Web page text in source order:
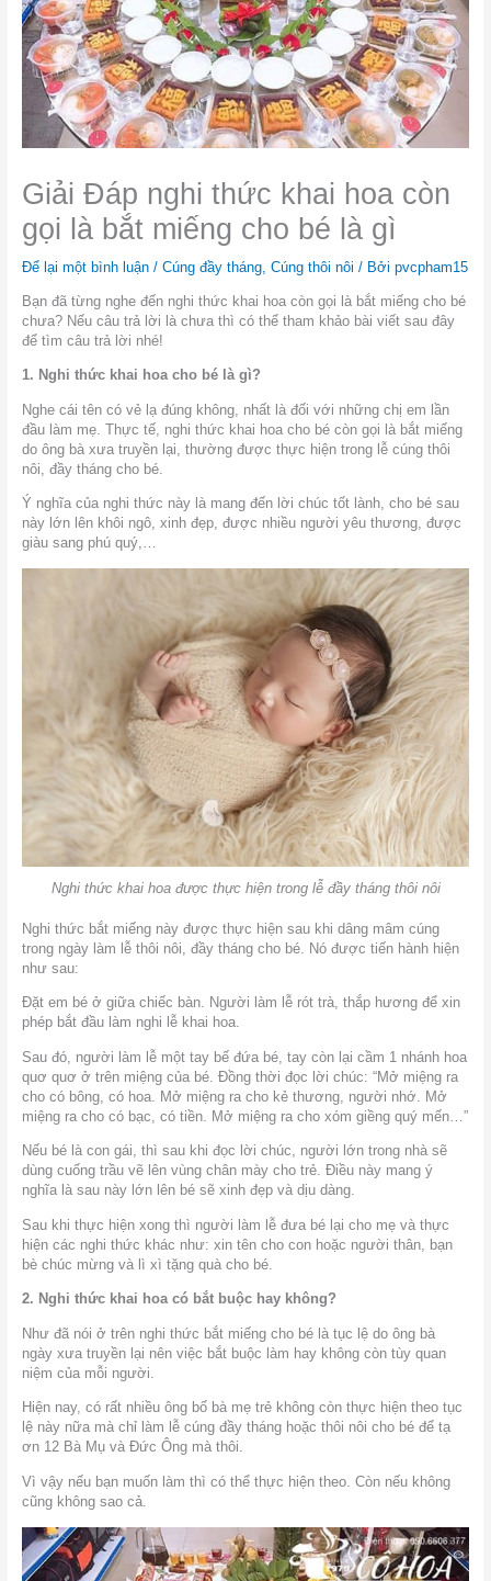
Giải Đáp nghi thức khai hoa còn
gọi là bắt miếng cho bé là gì
Để lại một bình luận / Cúng đầy tháng, Cúng thôi nôi / Bởi pvcpham15
Bạn đã từng nghe đến nghi thức khai hoa còn gọi là bắt miếng cho bé
chưa? Nếu câu trả lời là chưa thì có thể tham khảo bài viết sau đây
để tìm câu trả lời nhé!
1. Nghi thức khai hoa cho bé là gì?
Nghe cái tên có vẻ lạ đúng không, nhất là đối với những chị em lần
đầu làm mẹ. Thực tế, nghi thức khai hoa cho bé còn gọi là bắt miếng
do ông bà xưa truyền lại, thường được thực hiện trong lễ cúng thôi
nôi, đầy tháng cho bé.
Ý nghĩa của nghi thức này là mang đến lời chúc tốt lành, cho bé sau
này lớn lên khôi ngô, xinh đẹp, được nhiều người yêu thương, được
giàu sang phú quý,…
Nghi thức khai hoa được thực hiện trong lễ đầy tháng thôi nôi
Nghi thức bắt miếng này được thực hiện sau khi dâng mâm cúng
trong ngày làm lễ thôi nôi, đầy tháng cho bé. Nó được tiến hành hiện
như sau:
Đặt em bé ở giữa chiếc bàn. Người làm lễ rót trà, thắp hương để xin
phép bắt đầu làm nghi lễ khai hoa.
Sau đó, người làm lễ một tay bế đứa bé, tay còn lại cầm 1 nhánh hoa
quơ quơ ở trên miệng của bé. Đồng thời đọc lời chúc: “Mở miệng ra
cho có bông, có hoa. Mở miệng ra cho kẻ thương, người nhớ. Mở
miệng ra cho có bạc, có tiền. Mở miệng ra cho xóm giềng quý mến…”
Nếu bé là con gái, thì sau khi đọc lời chúc, người lớn trong nhà sẽ
dùng cuống trầu vẽ lên vùng chân mày cho trẻ. Điều này mang ý
nghĩa là sau này lớn lên bé sẽ xinh đẹp và dịu dàng.
Sau khi thực hiện xong thì người làm lễ đưa bé lại cho mẹ và thực
hiện các nghi thức khác như: xin tên cho con hoặc người thân, bạn
bè chúc mừng và lì xì tặng quà cho bé.
2. Nghi thức khai hoa có bắt buộc hay không?
Như đã nói ở trên nghi thức bắt miếng cho bé là tục lệ do ông bà
ngày xưa truyền lại nên việc bắt buộc làm hay không còn tùy quan
niệm của mỗi người.
Hiện nay, có rất nhiều ông bố bà mẹ trẻ không còn thực hiện theo tục
lệ này nữa mà chỉ làm lễ cúng đầy tháng hoặc thôi nôi cho bé để tạ
ơn 12 Bà Mụ và Đức Ông mà thôi.
Vì vậy nếu bạn muốn làm thì có thể thực hiện theo. Còn nếu không
cũng không sao cả.